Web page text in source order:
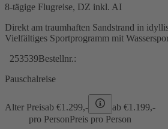
8-tägige Flugreise, DZ inkl. AI
Direkt am traumhaften Sandstrand in
Vielfältiges Sportprogramm mit
253539Bestellnr.:
Pauschalreise
Alter Preisab €1.299,- ab €1.199,-
pro PersonPreis pro Person